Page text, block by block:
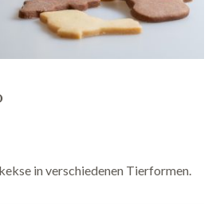
in verschiedenen Tierformen.